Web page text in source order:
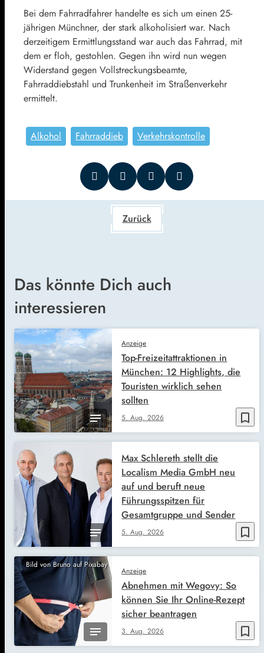
Bei dem Fahrradfahrer handelte es sich um einen 25-
jährigen Münchner, der stark alkoholisiert war. Nach
derzeitigem Ermittlungsstand war auch das Fahrrad, mit
dem er floh, gestohlen. Gegen ihn wird nun wegen
Widerstand gegen Vollstreckungsbeamte,
Fahrraddiebstahl und Trunkenheit im Straßenverkehr
ermittelt.
Alkohol Fahrraddieb Verkehrskontrolle
Zurück
Das könnte Dich auch
interessieren
bookmark_border
Anzeige
5. Aug. 2026
Top-Freizeitattraktionen in
München: 12 Highlights, die
Touristen wirklich sehen
sollten
bookmark_border
5. Aug. 2026
Max Schlereth stellt die
Localism Media GmbH neu
auf und beruft neue
Führungsspitzen für
Gesamtgruppe und Sender
Bild von Bruno auf Pixabay
bookmark_border
Anzeige
3. Aug. 2026
Abnehmen mit Wegovy: So
können Sie Ihr Online-Rezept
sicher beantragen